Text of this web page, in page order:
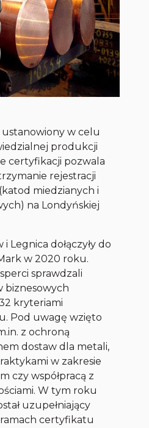
ustanowiony w celu
produkcji
certyfikacji pozwala
rejestracji
miedzianych i
na Londyńskiej
Legnica dołączyły do
w 2020 roku.
sprawdzali
biznesowych
kryteriami
Pod uwagę wzięto
z ochroną
dostaw dla metali,
w zakresie
czy współpracą z
W tym roku
uzupełniający
certyfikatu